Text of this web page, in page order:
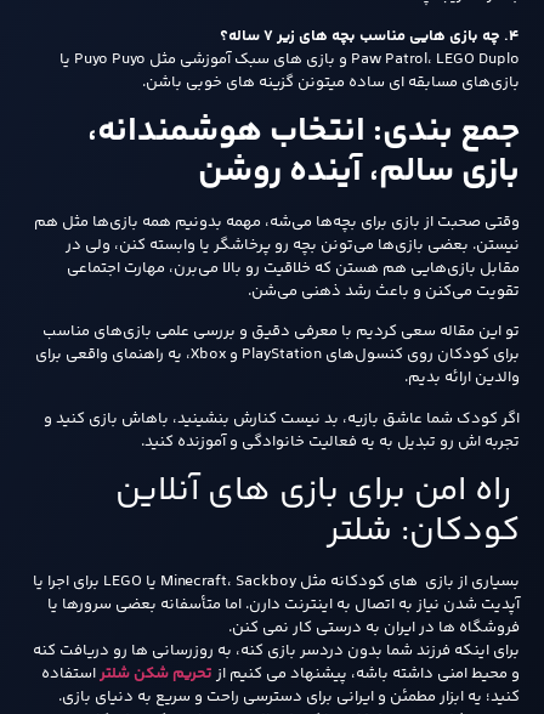
۴. چه بازی‌ هایی مناسب بچه‌ های زیر ۷ ساله؟
Paw Patrol، LEGO Duplo و بازی‌ های سبک آموزشی مثل Puyo Puyo یا
بازی‌های مسابقه‌ ای ساده میتونن گزینه‌ های خوبی باشن.
جمع‌ بندی: انتخاب هوشمندانه،
بازی سالم، آینده روشن
وقتی صحبت از بازی برای بچه‌ها می‌شه، مهمه بدونیم همه بازی‌ها مثل هم
نیستن. بعضی بازی‌ها می‌تونن بچه رو پرخاشگر یا وابسته کنن، ولی در
مقابل بازی‌هایی هم هستن که خلاقیت رو بالا می‌برن، مهارت اجتماعی
تقویت می‌کنن و باعث رشد ذهنی می‌شن.
تو این مقاله سعی کردیم با معرفی دقیق و بررسی علمی بازی‌های مناسب
برای کودکان روی کنسول‌های PlayStation و Xbox، یه راهنمای واقعی برای
والدین ارائه بدیم.
اگر کودک شما عاشق بازیه، بد نیست کنارش بنشینید، باهاش بازی کنید و
تجربه‌ اش رو تبدیل به یه فعالیت خانوادگی و آموزنده کنید.
راه امن برای بازی های آنلاین
کودکان: شلتر
بسیاری از بازی های کودکانه مثل Minecraft، Sackboy یا LEGO برای اجرا یا
آپدیت شدن نیاز به اتصال به اینترنت دارن. اما متأسفانه بعضی سرورها یا
فروشگاه ها در ایران به درستی کار نمی کنن.
برای اینکه فرزند شما بدون دردسر بازی کنه، به روزرسانی ها رو دریافت کنه
و محیط امنی داشته باشه، پیشنهاد می کنیم از تحریم شکن شلتراستفاده
کنید؛ یه ابزار مطمئن و ایرانی برای دسترسی راحت و سریع به دنیای بازی.